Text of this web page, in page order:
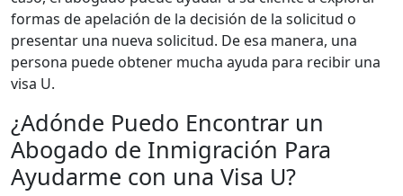
formas de apelación de la decisión de la solicitud o
presentar una nueva solicitud. De esa manera, una
persona puede obtener mucha ayuda para recibir una
visa U.
¿Adónde Puedo Encontrar un
Abogado de Inmigración Para
Ayudarme con una Visa U?